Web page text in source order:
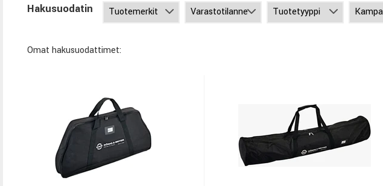
Hakusuodatin
Omat hakusuodattimet: